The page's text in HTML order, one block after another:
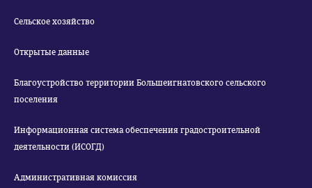
Сельское хозяйство
Открытые данные
Благоустройство территории Большеигнатовского сельского
поселения
Информационная система обеспечения градостроительной
деятельности (ИСОГД)
Административная комиссия